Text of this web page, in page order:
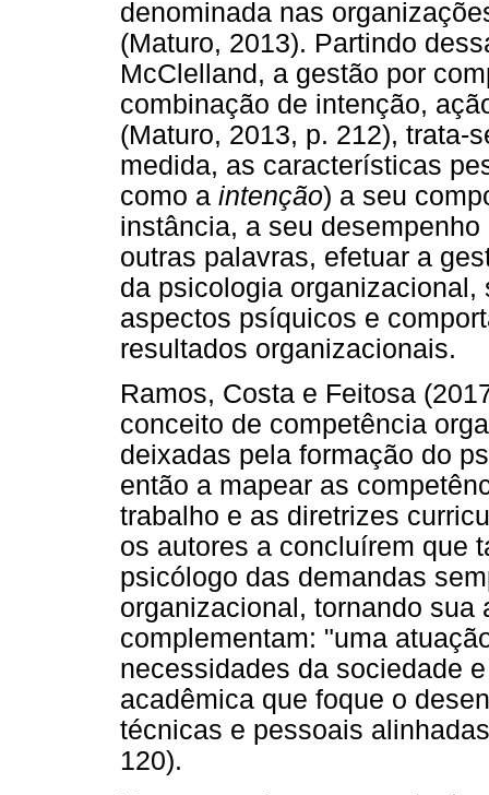
denominada nas
(Maturo, 2013). Partindo
McClelland, a gestão por
combinação de intenção,
(Maturo, 2013, p. 212), trata-
medida, as características
como a intenção) a seu
instância, a seu
outras palavras, efetuar a
da psicologia
aspectos psíquicos e
resultados organizacionais.
Ramos, Costa e Feitosa
conceito de competência
deixadas pela formação do
então a mapear as
trabalho e as diretrizes
os autores a concluírem que
psicólogo das demandas
organizacional, tornando
complementam: "uma
necessidades da sociedade
acadêmica que foque o
técnicas e pessoais
120).